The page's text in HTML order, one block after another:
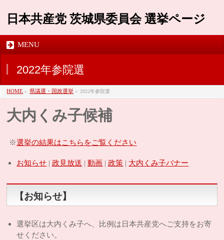
日本共産党 茨城県委員会 選挙ページ
MENU
2022年参院選
HOME » 県議選・国政選挙 » 2022年参院選
大内くみ子候補
※選挙の結果はこちらをご覧ください
お知らせ |政見放送 |動画 |政策 | 大内くみ子バナー
【お知らせ】
選挙区は大内くみ子へ、比例は日本共産党へご支持をお寄
せください。